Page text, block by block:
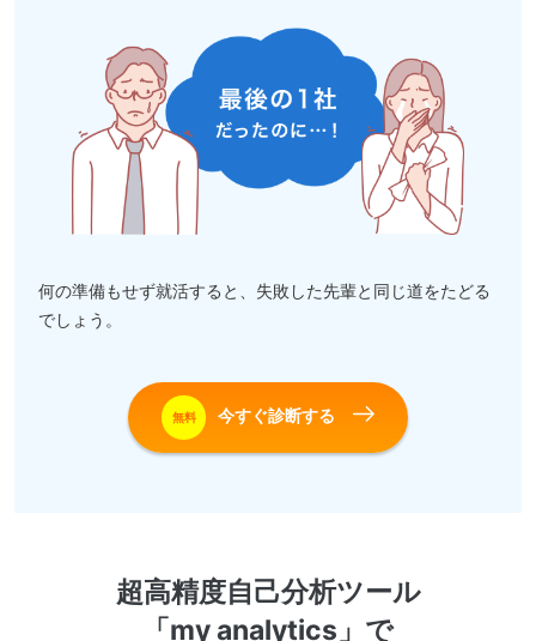
何の準備もせず就活すると、失敗した先輩と同じ道をたどる
でしょう。
無料 今すぐ診断する
超高精度自己分析ツール
「my analytics」で